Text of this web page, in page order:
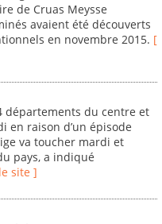
de Cruas Meysse
avaient été découverts
en novembre 2015. [
départements du centre et
en raison d’un épisode
va toucher mardi et
pays, a indiqué
site ]